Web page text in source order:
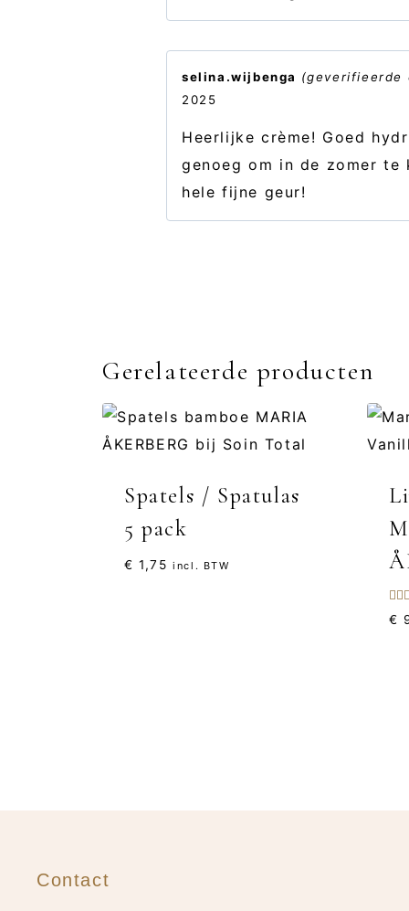
selina.wijbenga (geverifieerde
2025
Heerlijke crème! Goed
genoeg om in de zomer te
hele fijne geur!
Gerelateerde producten
Spatels / Spatulas
5 pack
€ 1,75 incl. BTW
€
Contact